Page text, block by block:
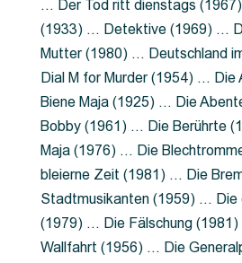
… Der Tod ritt dienstags
(1933) … Detektive (1969) …
Mutter (1980) … Deutschland
Dial M for Murder (1954) … Die
Biene Maja (1925) … Die
Bobby (1961) … Die Berührte
Maja (1976) … Die
bleierne Zeit (1981) … Die
Stadtmusikanten (1959) … Die
(1979) … Die Fälschung
Wallfahrt (1956) … Die